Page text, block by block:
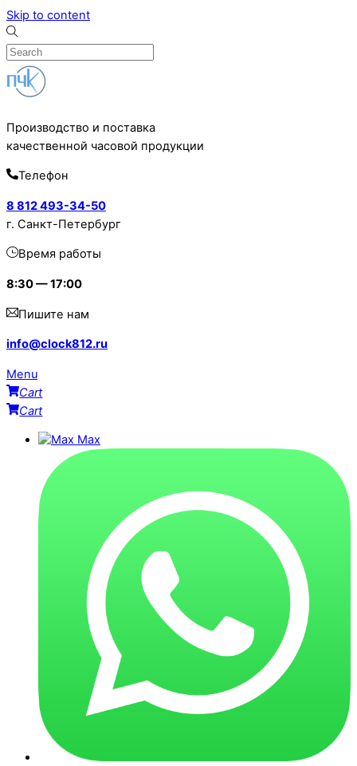
Skip to content
Производство и поставка
качественной часовой продукции
Телефон
8 812 493-34-50
г. Санкт-Петербург
Время работы
8:30 — 17:00
Пишите нам
info@clock812.ru
Menu
Cart
Cart
Max